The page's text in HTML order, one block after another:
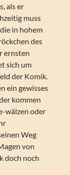
als er
muss
in hohem
des
ernsten
sich um
der Komik.
ein gewisses
kommen
wälzen oder
Weg
von
doch noch